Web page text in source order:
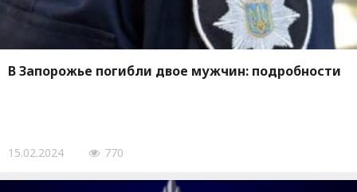
В Запорожье погибли двое мужчин: подробности
15.02.2024 770